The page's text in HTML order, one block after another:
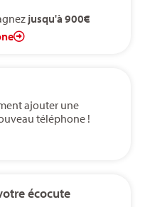
jusqu'à 900€
ajouter une
téléphone !
écocute